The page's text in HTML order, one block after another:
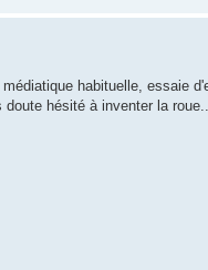
habituelle, essaie
hésité à inventer la roue...